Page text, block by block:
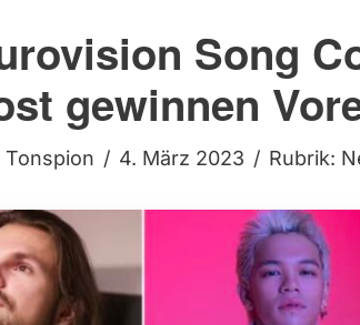
Song
gewinnen
Tonspion 4. März 2023 Rubrik: